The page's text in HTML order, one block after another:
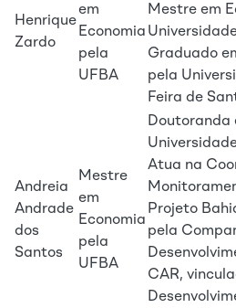
Henrique
Zardo
em
Economia
pela
UFBA
Mestre em
Graduado
pela
Feira de
Andreia
Andrade
dos
Santos
Mestre
em
Economia
pela
UFBA
Doutoranda
Atua na
Projeto
pela
CAR,